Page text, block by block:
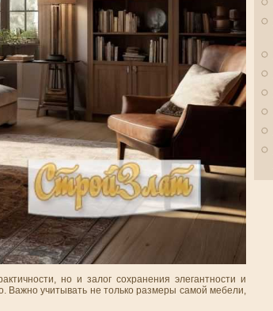
но и залог сохранения элегантности и
Важно учитывать не только размеры самой мебели,